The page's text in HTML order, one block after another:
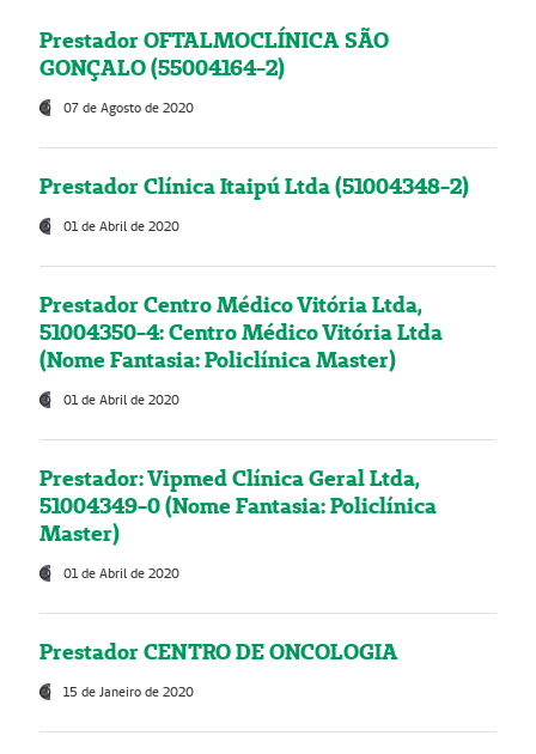
Prestador OFTALMOCLÍNICA SÃO
GONÇALO (55004164-2)
07 de Agosto de 2020
Prestador Clínica Itaipú Ltda (51004348-2)
01 de Abril de 2020
Prestador Centro Médico Vitória Ltda,
51004350-4: Centro Médico Vitória Ltda
(Nome Fantasia: Policlínica Master)
01 de Abril de 2020
Prestador: Vipmed Clínica Geral Ltda,
51004349-0 (Nome Fantasia: Policlínica
Master)
01 de Abril de 2020
Prestador CENTRO DE ONCOLOGIA
15 de Janeiro de 2020